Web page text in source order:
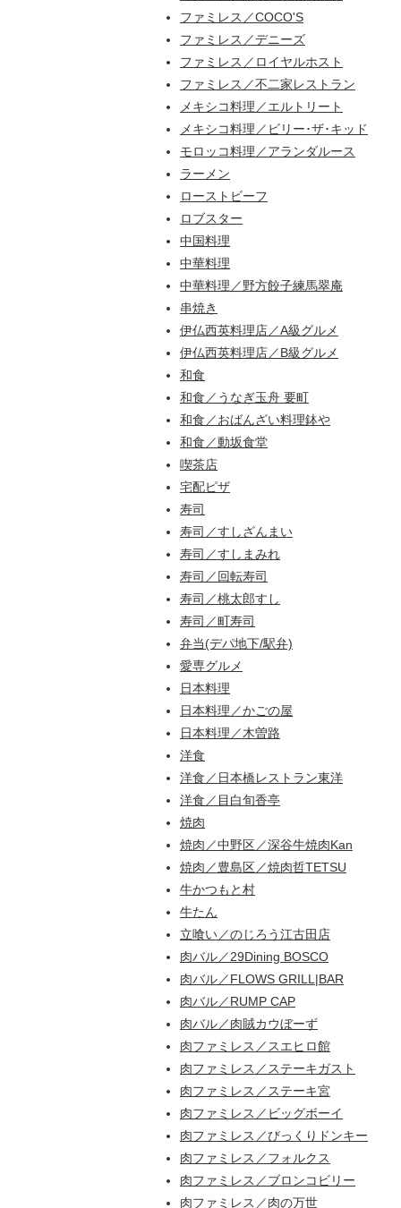
ファミレス／COCO'S
ファミレス／デニーズ
ファミレス／ロイヤルホスト
ファミレス／不二家レストラン
メキシコ料理／エルトリート
メキシコ料理／ビリー･ザ･キッド
モロッコ料理／アランダルース
ラーメン
ローストビーフ
ロブスター
中国料理
中華料理
中華料理／野方餃子練馬翠庵
串焼き
伊仏西英料理店／A級グルメ
伊仏西英料理店／B級グルメ
和食
和食／うなぎ玉舟 要町
和食／おばんざい料理鉢や
和食／動坂食堂
喫茶店
宅配ピザ
寿司
寿司／すしざんまい
寿司／すしまみれ
寿司／回転寿司
寿司／桃太郎すし
寿司／町寿司
弁当(デパ地下/駅弁)
愛専グルメ
日本料理
日本料理／かごの屋
日本料理／木曽路
洋食
洋食／日本橋レストラン東洋
洋食／目白旬香亭
焼肉
焼肉／中野区／深谷牛焼肉Kan
焼肉／豊島区／焼肉哲TETSU
牛かつもと村
牛たん
立喰い／のじろう江古田店
肉バル／29Dining BOSCO
肉バル／FLOWS GRILL|BAR
肉バル／RUMP CAP
肉バル／肉賊カウぼーず
肉ファミレス／スエヒロ館
肉ファミレス／ステーキガスト
肉ファミレス／ステーキ宮
肉ファミレス／ビッグボーイ
肉ファミレス／びっくりドンキー
肉ファミレス／フォルクス
肉ファミレス／ブロンコビリー
肉ファミレス／肉の万世